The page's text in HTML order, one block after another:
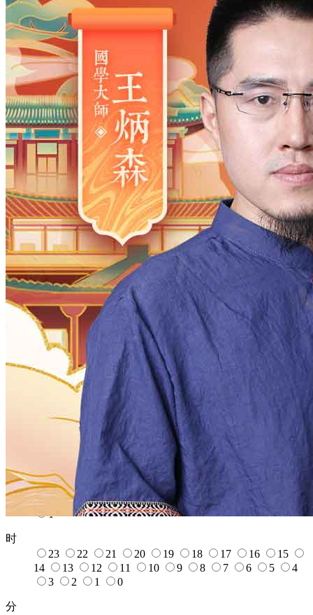
男 女
出生时间
2026年 日1 21分
年
2028
2027 2026 2025 2024
2023
2022
2021 2020 2019 2018
2015
2014 2013 2012 2011
2009
2008 2007 2006 2005
2003
2002
2001 2000 1999 1998
1997
1995 1994 1993 1991
1990
1989
1988 1987 1986 1985
1984
1983
1982 1981 1980 1979 1978
1977
1976
1975 1974 1973 1972
1971
1969 1968 1967 1966 1965
1964
1963
1962 1961 1960 1959
1958
1957
1956 1955 1953 1952
1951
1950
1949 1948 1947
1944
1943 1942 1941 1940 1939
1938
1937
1936 1935 1934 1933
1932
1931
1930 1928 1927 1926
1924
1923 1922 1920
1919
1918
1916 1915 1914
1912
1911
1909 1908 1907
1905
1904 1903 1902 1900
12
11 7
31
30 29 28 27 25 24
22
21 20 18 17
12
11 10 9 8 7 4
1
时
23
22 21 20 19 18 17 16
15
14
13 12 11 10 9 8 7 6 5
4
3
2 1 0
分